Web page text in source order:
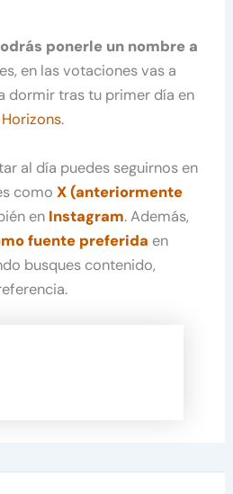
ponerle un nombre a
en las votaciones vas a
dormir tras tu primer día en
.
al día puedes seguirnos en
comoX (anteriormente
en Instagram. Además,
fuente preferida en
busques contenido,